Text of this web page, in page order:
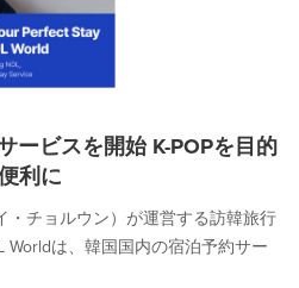
ービスを開始 K-POPを目的
利に
・チョルウン）が運営する訪韓旅行
は、韓国国内の宿泊予約サー